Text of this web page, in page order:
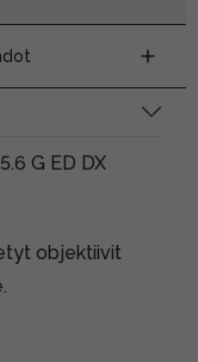
G ED DX
objektiivit